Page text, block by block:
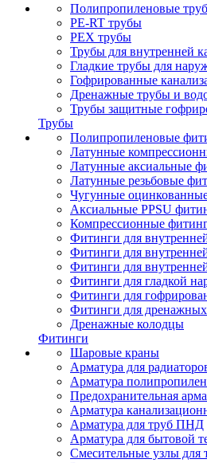
Полипропиленовые
PE-RT трубы
PEX трубы
Трубы для внутренней
Гладкие трубы для
Гофрированные
Дренажные трубы и
Трубы защитные
Трубы
Полипропиленовые
Латунные
Латунные аксиальные
Латунные резьбовые
Чугунные
Аксиальные PPSU
Компрессионные
Фитинги для
Фитинги для
Фитинги для
Фитинги для гладкой
Фитинги для
Фитинги для
Дренажные колодцы
Фитинги
Шаровые краны
Арматура для
Арматура
Предохранительная
Арматура
Арматура для труб ПНД
Арматура для бытовой
Смесительные узлы для